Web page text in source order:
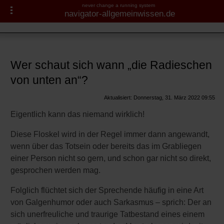
never change a running system
navigator-allgemeinwissen.de
Wer schaut sich wann „die Radieschen
von unten an“?
Aktualisiert: Donnerstag, 31. März 2022 09:55
Eigentlich kann das niemand wirklich!
Diese Floskel wird in der Regel immer dann angewandt,
wenn über das Totsein oder bereits das im Grabliegen
einer Person nicht so gern, und schon gar nicht so direkt,
gesprochen werden mag.
Folglich flüchtet sich der Sprechende häufig in eine Art
von Galgenhumor oder auch Sarkasmus – sprich: Der an
sich unerfreuliche und traurige Tatbestand eines einem
Navigator-Medizin.de
► Krankheiten
► Diagnostik & Laborwerte
► Medikamente
► Gesundheitsthemen
Wörter, Begriffe &
Redewendungen
und Alltag
Establishment
Palindrom und Anagramm
Kamikaze
Harakiri
Stresstest
Fürst Pückler & Eis